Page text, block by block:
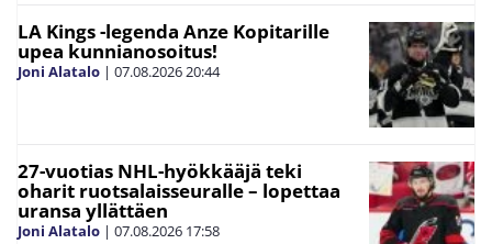
LA Kings -legenda Anze Kopitarille
upea kunnianosoitus!
Joni Alatalo | 07.08.202620:44
27-vuotias NHL-hyökkääjä teki
oharit ruotsalaisseuralle – lopettaa
uransa yllättäen
Joni Alatalo | 07.08.2026 17:58